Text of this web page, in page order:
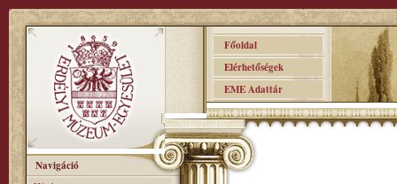
Főoldal
Elérhetőségek
EME Adattár
Navigáció